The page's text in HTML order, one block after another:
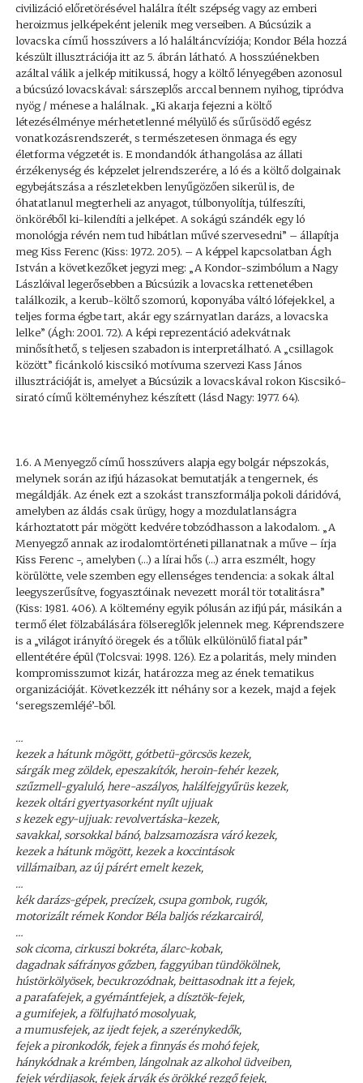
civilizáció előretörésével halálra ítélt szépség vagy az emberi
heroizmus jelképeként jelenik meg verseiben. A Búcsúzik a
lovacska című hosszúvers a ló haláltáncvíziója; Kondor Béla hozzá
készült illusztrációja itt az 5. ábrán látható. A hosszúénekben
azáltal válik a jelkép mitikussá, hogy a költő lényegében azonosul
a búcsúzó lovacskával: sárszeplős arccal bennem nyihog, tipródva
nyög / ménese a halálnak. „Ki akarja fejezni a költő
létezésélménye mérhetetlenné mélyülő és sűrűsödő egész
vonatkozásrendszerét, s természetesen önmaga és egy
életforma végzetét is. E mondandók áthangolása az állati
érzékenység és képzelet jelrendszerére, a ló és a költő dolgainak
egybejátszása a részletekben lenyűgözően sikerül is, de
óhatatlanul megterheli az anyagot, túlbonyolítja, túlfeszíti,
önköréből ki-kilendíti a jelképet. A sokágú szándék egy ló
monológja révén nem tud hibátlan művé szervesedni” – állapítja
meg Kiss Ferenc (Kiss: 1972. 205). – A képpel kapcsolatban Ágh
István a következőket jegyzi meg: „A Kondor-szimbólum a Nagy
Lászlóival legerősebben a Búcsúzik a lovacska rettenetében
találkozik, a kerub-költő szomorú, koponyába váltó lófejekkel, a
teljes forma égbe tart, akár egy szárnyatlan darázs, a lovacska
lelke” (Ágh: 2001. 72). A képi reprezentáció adekvátnak
minősíthető, s teljesen szabadon is interpretálható. A „csillagok
között” ficánkoló kiscsikó motívuma szervezi Kass János
illusztrációját is, amelyet a Búcsúzik a lovacskával rokon Kiscsikó-
sirató című költeményhez készített (lásd Nagy: 1977. 64).
1.6. A Menyegző című hosszúvers alapja egy bolgár népszokás,
melynek során az ifjú házasokat bemutatják a tengernek, és
megáldják. Az ének ezt a szokást transzformálja pokoli dáridóvá,
amelyben az áldás csak ürügy, hogy a mozdulatlanságra
kárhoztatott pár mögött kedvére tobzódhasson a lakodalom. „A
Menyegző annak az irodalomtörténeti pillanatnak a műve – írja
Kiss Ferenc -, amelyben (…) a lírai hős (…) arra eszmélt, hogy
körülötte, vele szemben egy ellenséges tendencia: a sokak által
leegyszerűsítve, fogyasztóinak nevezett morál tör totalitásra”
(Kiss: 1981. 406). A költemény egyik pólusán az ifjú pár, másikán a
termő élet fölzabálására fölsereglők jelennek meg. Képrendszere
is a „világot irányító öregek és a tőlük elkülönülő fiatal pár”
ellentétére épül (Tolcsvai: 1998. 126). Ez a polaritás, mely minden
kompromisszumot kizár, határozza meg az ének tematikus
organizációját. Következzék itt néhány sor a kezek, majd a fejek
‘seregszemléjé’-ből.
…
kezek a hátunk mögött, gótbetü-görcsös kezek,
sárgák meg zöldek, epeszakítók, heroin-fehér kezek,
szűzmell-gyaluló, here-aszályos, halálfejgyűrüs kezek,
kezek oltári gyertyasorként nyílt ujjuak
s kezek egy-ujjuak: revolvertáska-kezek,
savakkal, sorsokkal bánó, balzsamozásra váró kezek,
kezek a hátunk mögött, kezek a koccintások
villámaiban, az új párért emelt kezek,
…
kék darázs-gépek, precízek, csupa gombok, rugók,
motorizált rémek Kondor Béla baljós rézkarcairól,
…
sok cicoma, cirkuszi bokréta, álarc-kobak,
dagadnak sáfrányos gőzben, faggyúban tündökölnek,
hústörkölyösek, becukrozódnak, beittasodnak itt a fejek,
a parafafejek, a gyémántfejek, a dísztök-fejek,
a gumifejek, a fölfujható mosolyuak,
a mumusfejek, az ijedt fejek, a szerénykedők,
fejek a pironkodók, fejek a finnyás és mohó fejek,
hánykódnak a krémben, lángolnak az alkohol üdveiben,
fejek vérdijasok, fejek árvák és örökké rezgő fejek,